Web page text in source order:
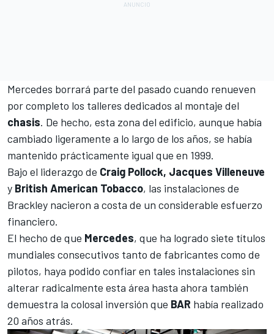
Mercedes borrará parte del pasado cuando renueven
por completo los talleres dedicados al montaje del
chasis. De hecho, esta zona del edificio, aunque había
cambiado ligeramente a lo largo de los años, se había
mantenido prácticamente igual que en 1999.
Bajo el liderazgo de Craig Pollock, Jacques Villeneuve
y British American Tobacco, las instalaciones de
Brackley nacieron a costa de un considerable esfuerzo
financiero.
El hecho de que Mercedes, que ha logrado siete títulos
mundiales consecutivos tanto de fabricantes como de
pilotos, haya podido confiar en tales instalaciones sin
alterar radicalmente esta área hasta ahora también
demuestra la colosal inversión que BAR había realizado
20 años atrás.